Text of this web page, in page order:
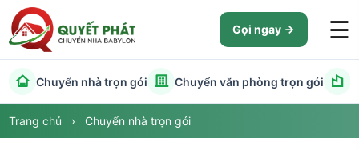
Gọi ngay ☰
Chuyển nhà trọn gói Chuyển văn phòng trọn gói
Trang chủ › Chuyển nhà trọn gói